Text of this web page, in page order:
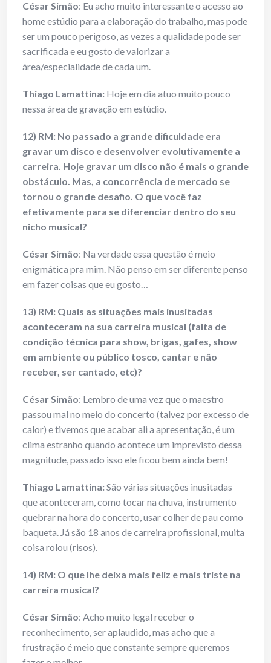
César Simão: Eu acho muito interessante o acesso ao
home estúdio para a elaboração do trabalho, mas pode
ser um pouco perigoso, as vezes a qualidade pode ser
sacrificada e eu gosto de valorizar a
área/especialidade de cada um.
Thiago Lamattina: Hoje em dia atuo muito pouco
nessa área de gravação em estúdio.
12) RM: No passado a grande dificuldade era
gravar um disco e desenvolver evolutivamente a
carreira. Hoje gravar um disco não é mais o grande
obstáculo. Mas, a concorrência de mercado se
tornou o grande desafio. O que você faz
efetivamente para se diferenciar dentro do seu
nicho musical?
César Simão: Na verdade essa questão é meio
enigmática pra mim. Não penso em ser diferente penso
em fazer coisas que eu gosto…
13) RM: Quais as situações mais inusitadas
aconteceram na sua carreira musical (falta de
condição técnica para show, brigas, gafes, show
em ambiente ou público tosco, cantar e não
receber, ser cantado, etc)?
César Simão: Lembro de uma vez que o maestro
passou mal no meio do concerto (talvez por excesso de
calor) e tivemos que acabar ali a apresentação, é um
clima estranho quando acontece um imprevisto dessa
magnitude, passado isso ele ficou bem ainda bem!
Thiago Lamattina:São várias situações inusitadas
que aconteceram, como tocar na chuva, instrumento
quebrar na hora do concerto, usar colher de pau como
baqueta. Já são 18 anos de carreira profissional, muita
coisa rolou (risos).
14) RM: O que lhe deixa mais feliz e mais triste na
carreira musical?
César Simão: Acho muito legal receber o
reconhecimento, ser aplaudido, mas acho que a
frustração é meio que constante sempre queremos